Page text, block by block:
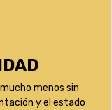
menos sin
y el estado